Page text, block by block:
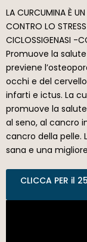
LA CURCUMINA È
CONTRO LO
CICLOSSIGENASI -
Promuove la
previene
occhi e del
infarti e ictus. La
promuove la
al seno, al cancro
cancro della pelle.
sana e una
CLICCA PER